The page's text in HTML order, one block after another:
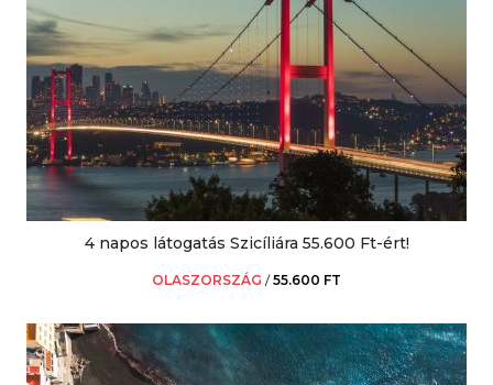
4 napos látogatás Szicíliára 55.600 Ft-ért!
OLASZORSZÁG /55.600 FT